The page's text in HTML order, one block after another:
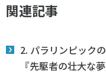
関連記事
2. パラリンピック
『先駆者の壮大な